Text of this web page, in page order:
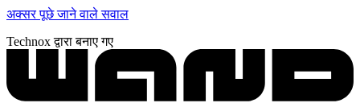
अक्सर पूछे जाने वाले सवाल
Technox द्वारा बनाए गए